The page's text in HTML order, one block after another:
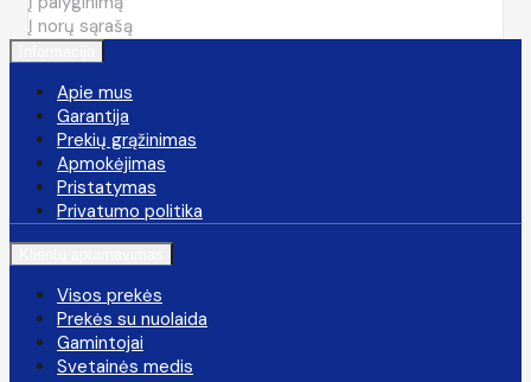
Į norų sąrašą
Apie mus
Garantija
Prekių grąžinimas
Apmokėjimas
Pristatymas
Privatumo politika
Visos prekės
Prekės su nuolaida
Gamintojai
Svetainės medis